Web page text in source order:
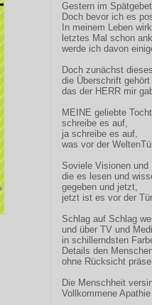
Gestern im
Doch bevor ich es
In meinem Leben
letztes Mal schon
werde ich davon
Doch zunächst
die Überschrift
das der HERR mir
MEINE geliebte
schreibe es auf,
ja schreibe es auf,
was vor der
Soviele Visionen
die es lesen und
gegeben und jetzt,
jetzt ist es vor der
Schlag auf Schlag
und über TV und
in schillerndsten
Details den
ohne Rücksicht
Die Menschheit
Vollkommene